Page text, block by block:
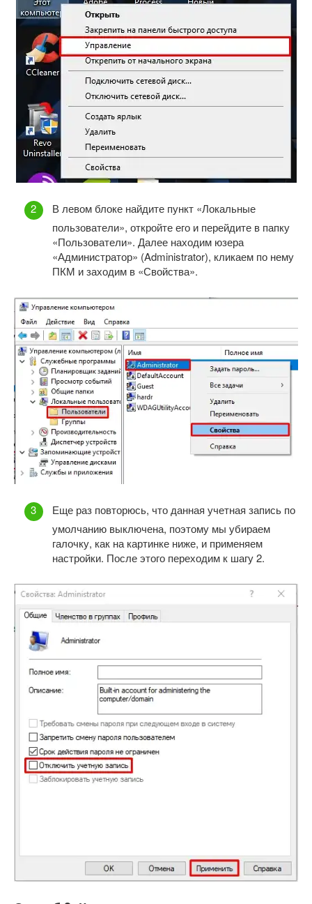
В левом блоке найдите пункт «Локальные
пользователи», откройте его и перейдите в папку
«Пользователи». Далее находим юзера
«Администратор» (Administrator), кликаем по нему
ПКМ и заходим в «Свойства».
Еще раз повторюсь, что данная учетная запись по
умолчанию выключена, поэтому мы убираем
галочку, как на картинке ниже, и применяем
настройки. После этого переходим к шагу 2.